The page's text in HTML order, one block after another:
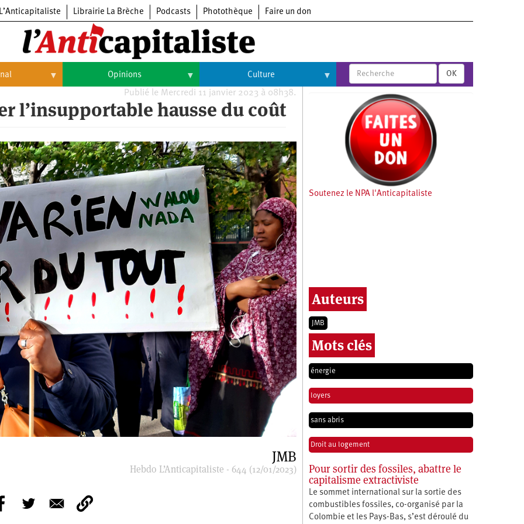
L’Anticapitaliste Librairie La Brèche Podcasts Photothèque Faire un don
Opinions Culture
Cinéma
Expositions
Livres
Musique
OK
Publié le Mercredi 11 janvier 2023 à 08h38.
l’insupportable hausse du coût
JMB
Hebdo L’Anticapitaliste - 644 (12/01/2023)
Soutenez le NPA l'Anticapitaliste
Auteurs
JMB
Mots clés
énergie
loyers
sans abris
Droit au logement
Pour sortir des fossiles, abattre le
capitalisme extractiviste
Le sommet international sur la sortie des
combustibles fossiles, co-organisé par la
Colombie et les Pays-Bas, s’est déroulé du